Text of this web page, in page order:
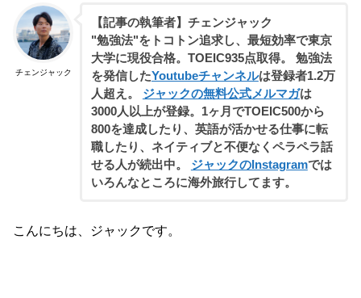
チェンジャック
【記事の執筆者】チェンジャック
"勉強法"をトコトン追求し、最短効率で東京
大学に現役合格。TOEIC935点取得。 勉強法
を発信したYoutubeチャンネルは登録者1.2万
人超え。 ジャックの無料公式メルマガは
3000人以上が登録。1ヶ月でTOEIC500から
800を達成したり、英語が活かせる仕事に転
職したり、ネイティブと不便なくペラペラ話
せる人が続出中。 ジャックのInstagramでは
いろんなところに海外旅行してます。
こんにちは、ジャックです。